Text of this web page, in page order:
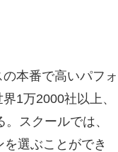
本番で高いパフォ
1万2000社以上、
スクールでは、
選ぶことができ